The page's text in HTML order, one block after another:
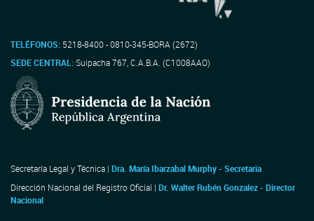
TELÉFONOS: 5218-8400 - 0810-345-BORA (2672)
SEDE CENTRAL:Suipacha 767, C.A.B.A. (C1008AAO)
Secretaría Legal y Técnica | Dra. María Ibarzabal Murphy - Secretaria
Dirección Nacional del Registro Oficial | Dr. Walter Rubén Gonzalez - Director
Nacional